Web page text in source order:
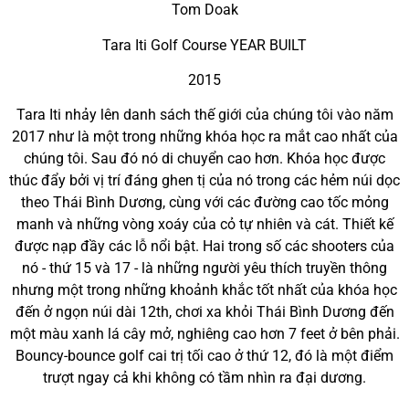
Tom Doak
Tara Iti Golf Course YEAR BUILT
2015
Tara Iti nhảy lên danh sách thế giới của chúng tôi vào năm
2017 như là một trong những khóa học ra mắt cao nhất của
chúng tôi. Sau đó nó di chuyển cao hơn. Khóa học được
thúc đẩy bởi vị trí đáng ghen tị của nó trong các hẻm núi dọc
theo Thái Bình Dương, cùng với các đường cao tốc mỏng
manh và những vòng xoáy của cỏ tự nhiên và cát. Thiết kế
được nạp đầy các lỗ nổi bật. Hai trong số các shooters của
nó - thứ 15 và 17 - là những người yêu thích truyền thông
nhưng một trong những khoảnh khắc tốt nhất của khóa học
đến ở ngọn núi dài 12th, chơi xa khỏi Thái Bình Dương đến
một màu xanh lá cây mở, nghiêng cao hơn 7 feet ở bên phải.
Bouncy-bounce golf cai trị tối cao ở thứ 12, đó là một điểm
trượt ngay cả khi không có tầm nhìn ra đại dương.